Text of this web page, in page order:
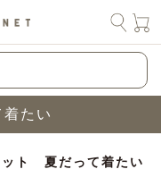
たい
ット 夏だって着たい